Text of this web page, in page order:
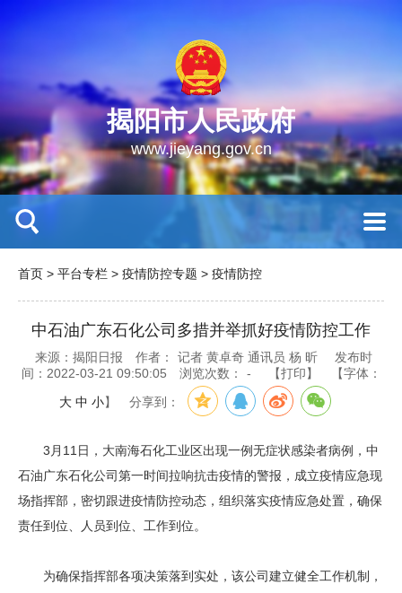
揭阳市人民政府
www.jieyang.gov.cn
首页 > 平台专栏 > 疫情防控专题 > 疫情防控
中石油广东石化公司多措并举抓好疫情防控工作
来源：揭阳日报 作者： 记者 黄卓奇 通讯员 杨 昕
发布时
间：2022-03-21 09:50:05
浏览次数： - 【打印】 【字体：
大 中 小】 分享到：
3月11日，大南海石化工业区出现一例无症状感染者病例，中
石油广东石化公司第一时间拉响抗击疫情的警报，成立疫情应急现
场指挥部，密切跟进疫情防控动态，组织落实疫情应急处置，确保
责任到位、人员到位、工作到位。
为确保指挥部各项决策落到实处，该公司建立健全工作机制，